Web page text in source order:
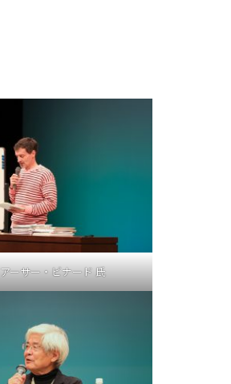
ーサー・ビナード 氏